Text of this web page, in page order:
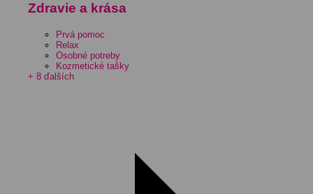
Zdravie a krása
Prvá pomoc
Relax
Osobné potreby
Kozmetické tašky
+ 8 ďalších